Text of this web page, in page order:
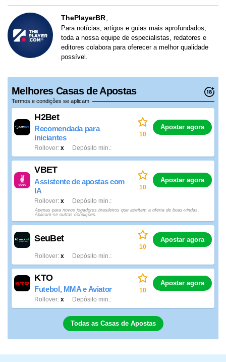
ThePlayerBR
Para notícias, artigos e guias mais aprofundados,
toda a nossa equipe de especialistas, redatores e
editores colabora para oferecer a melhor qualidade
possível.
Melhores Casas de Apostas
Termos e condições se aplicam
H2Bet
Recomendada para
iniciantes
x
Rollover Depósito min.
10
Apostar agora
VBET
Assistente de apostas com
IA
x
Rollover Depósito min.
10
Apostar agora
Apenas para novos jogadores brasileiros que aceitam a oferta de boas-vindas.
Aplicam-se outras condições.
SeuBet
x
Rollover Depósito min.
10
Apostar agora
KTO
Futebol, MMA e Aviator
x
Rollover Depósito min.
10
Apostar agora
Todas as Casas de Apostas